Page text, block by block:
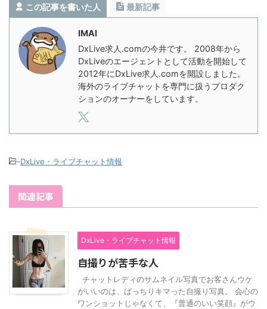
この記事を書いた人 最新記事
IMAI
DxLive求人.comの今井です。 2008年から
DxLiveのエージェントとして活動を開始して
2012年にDxLive求人.comを開設しました。
海外のライブチャットを専門に扱うプロダク
ションのオーナーをしています。
-DxLive・ライブチャット情報
関連記事
DxLive・ライブチャット情報
自撮りが苦手な人
チャットレディのサムネイル写真でお客さんウケ
がいいのは、ばっちりキマった自撮り写真。 会心の
ワンショットじゃなくて、『普通のいい笑顔』がウ